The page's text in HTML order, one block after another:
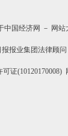
中国经济网 － 网站
报业集团法律顾问
证(10120170008)